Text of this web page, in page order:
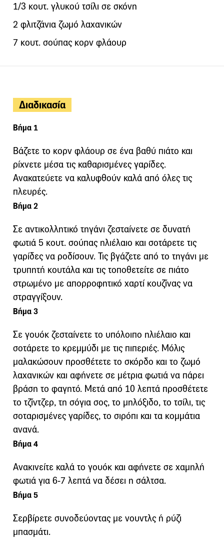
1/3 κουτ. γλυκού τσίλι σε σκόνη
2 φλιτζάνια ζωμό λαχανικών
7 κουτ. σούπας κορν φλάουρ
Διαδικασία
Βήμα 1
Βάζετε το κορν φλάουρ σε ένα βαθύ πιάτο και
ρίχνετε μέσα τις καθαρισμένες γαρίδες.
Ανακατεύετε να καλυφθούν καλά από όλες τις
πλευρές.
Βήμα 2
Σε αντικολλητικό τηγάνι ζεσταίνετε σε δυνατή
φωτιά 5 κουτ. σούπας ηλιέλαιο και σοτάρετε τις
γαρίδες να ροδίσουν. Τις βγάζετε από το τηγάνι με
τρυπητή κουτάλα και τις τοποθετείτε σε πιάτο
στρωμένο με απορροφητικό χαρτί κουζίνας να
στραγγίξουν.
Βήμα 3
Σε γουόκ ζεσταίνετε το υπόλοιπο ηλιέλαιο και
σοτάρετε το κρεμμύδι με τις πιπεριές. Μόλις
μαλακώσουν προσθέτετε το σκόρδο και το ζωμό
λαχανικών και αφήνετε σε μέτρια φωτιά να πάρει
βράση το φαγητό. Μετά από 10 λεπτά προσθέτετε
το τζίντζερ, τη σόγια σος, το μηλόξιδο, το τσίλι, τις
σοταρισμένες γαρίδες, το σιρόπι και τα κομμάτια
ανανά.
Βήμα 4
Ανακινείτε καλά το γουόκ και αφήνετε σε χαμηλή
φωτιά για 6-7 λεπτά να δέσει η σάλτσα.
Βήμα 5
Σερβίρετε συνοδεύοντας με νουντλς ή ρύζι
μπασμάτι.